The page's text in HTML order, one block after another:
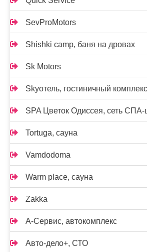
SevProMotors
Shishki camp, баня на дровах
Sk Motors
Skyотель, гостиничный комплекс
SPA Цветок Одиссея, сеть СПА-
Tortuga, сауна
Vamdodoma
Warm place, сауна
Zakka
А-Сервис, автокомплекс
Авто-дело+, СТО